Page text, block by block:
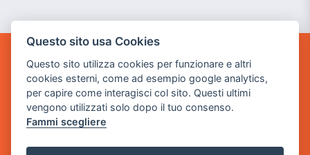
GAME WARP
BY POWER GAME SRL
Sede Legale
via Villaggio dei Platani, 3
Questo sito usa Cookies
Questo sito utilizza cookies per funzionare e altri
cookies esterni, come ad esempio google analytics,
per capire come interagisci col sito. Questi ultimi
vengono utilizzati solo dopo il tuo consenso.
Fammi scegliere